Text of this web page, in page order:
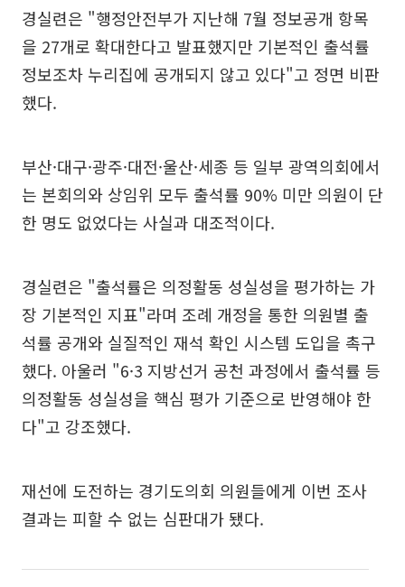
경실련은 "행정안전부가 지난해 7월 정보공개 항목
을 27개로 확대한다고 발표했지만 기본적인 출석률
정보조차 누리집에 공개되지 않고 있다"고 정면 비판
했다.
부산·대구·광주·대전·울산·세종 등 일부 광역의회에서
는 본회의와 상임위 모두 출석률 90% 미만 의원이 단
한 명도 없었다는 사실과 대조적이다.
경실련은 "출석률은 의정활동 성실성을 평가하는 가
장 기본적인 지표"라며 조례 개정을 통한 의원별 출
석률 공개와 실질적인 재석 확인 시스템 도입을 촉구
했다. 아울러 "6·3 지방선거 공천 과정에서 출석률 등
의정활동 성실성을 핵심 평가 기준으로 반영해야 한
다"고 강조했다.
재선에 도전하는 경기도의회 의원들에게 이번 조사
결과는 피할 수 없는 심판대가 됐다.